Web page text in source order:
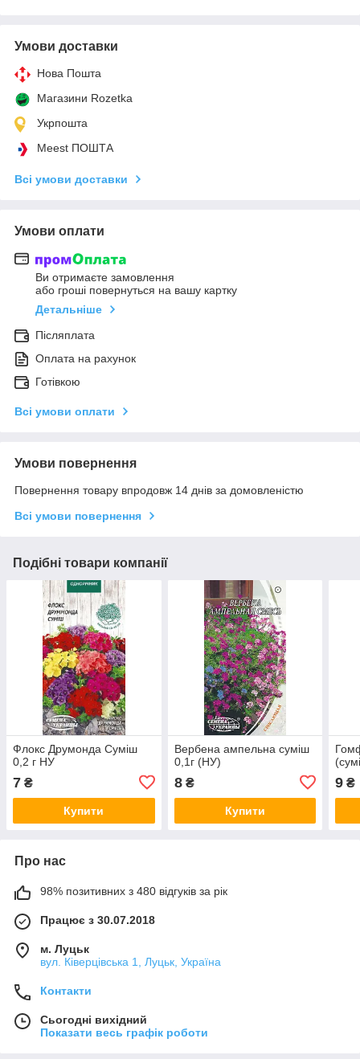
Умови доставки
Нова Пошта
Магазини Rozetka
Укрпошта
Meest ПОШТА
Всі умови доставки
Умови оплати
Ви отримаєте замовлення
або гроші повернуться на вашу картку
Детальніше
Післяплата
Оплата на рахунок
Готівкою
Всі умови оплати
Умови повернення
Повернення товару впродовж 14 днів за домовленістю
Всі умови повернення
Подібні товари компанії
Флокс Друмонда Суміш
0,2 г НУ
7 ₴
Купити
Вербена ампельна суміш
0,1г (НУ)
8₴
Купити
9 ₴
Про нас
98% позитивних з 480 відгуків за рік
Працює з 30.07.2018
м. Луцьк
вул. Ківерцівська 1, Луцьк, Україна
Контакти
Сьогодні вихідний
Показати весь графік роботи